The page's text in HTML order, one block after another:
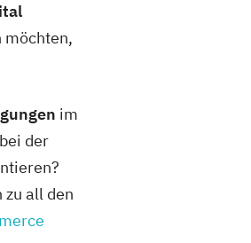
möchten,
im
der
all den